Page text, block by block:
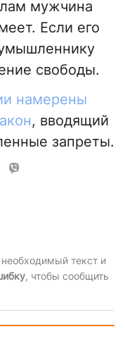
мужчина
Если его
свободы.
намерены
, вводящий
запреты.
текст и
, чтобы сообщить